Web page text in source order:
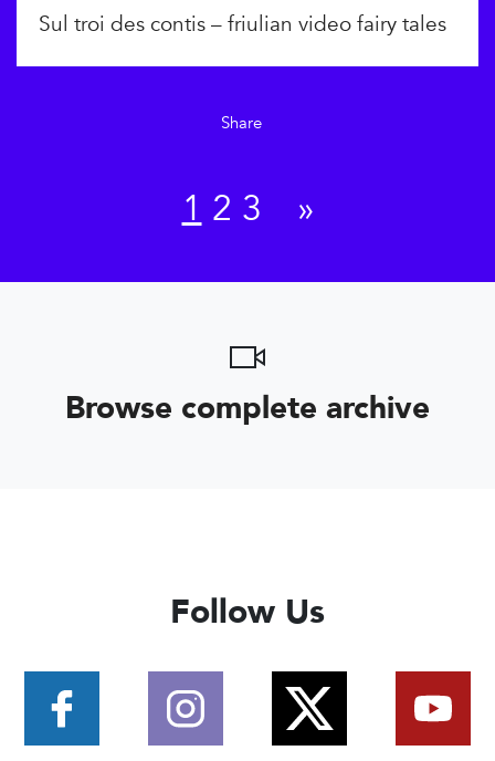
Sul troi des contis – friulian video fairy tales
Share
1 2 3 »
Browse complete archive
Follow Us